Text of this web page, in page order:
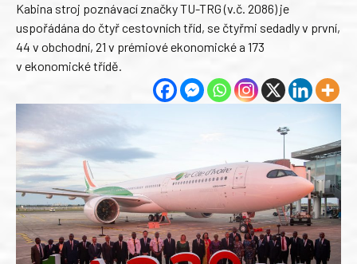
Kabina stroj poznávací značky TU-TRG (v.č. 2086) je
uspořádána do čtyř cestovních tříd, se čtyřmi sedadly v první,
44 v obchodní, 21 v prémiové ekonomické a 173
v ekonomické třídě.